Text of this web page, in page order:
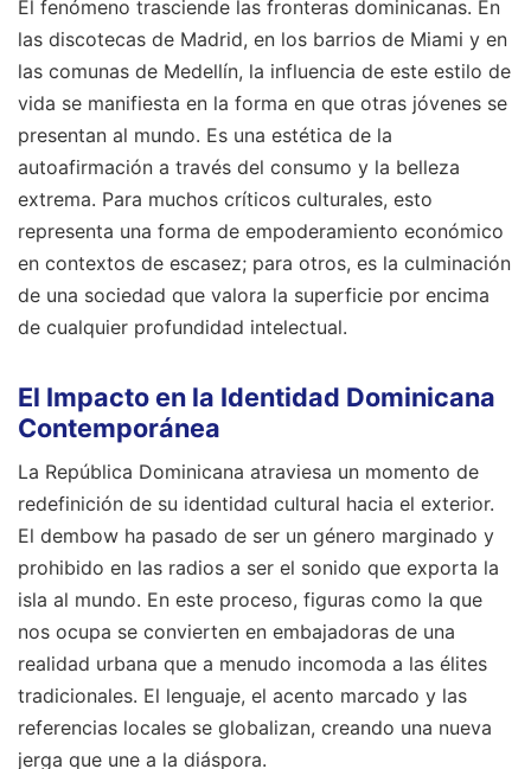
El fenómeno trasciende las fronteras dominicanas. En
las discotecas de Madrid, en los barrios de Miami y en
las comunas de Medellín, la influencia de este estilo de
vida se manifiesta en la forma en que otras jóvenes se
presentan al mundo. Es una estética de la
autoafirmación a través del consumo y la belleza
extrema. Para muchos críticos culturales, esto
representa una forma de empoderamiento económico
en contextos de escasez; para otros, es la culminación
de una sociedad que valora la superficie por encima
de cualquier profundidad intelectual.
El Impacto en la Identidad Dominicana
Contemporánea
La República Dominicana atraviesa un momento de
redefinición de su identidad cultural hacia el exterior.
El dembow ha pasado de ser un género marginado y
prohibido en las radios a ser el sonido que exporta la
isla al mundo. En este proceso, figuras como la que
nos ocupa se convierten en embajadoras de una
realidad urbana que a menudo incomoda a las élites
tradicionales. El lenguaje, el acento marcado y las
referencias locales se globalizan, creando una nueva
jerga que une a la diáspora.